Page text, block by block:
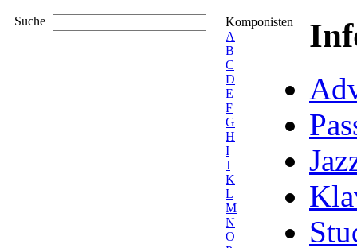
Suche
Komponisten
A
B
C
D
E
F
G
H
I
J
K
L
M
N
O